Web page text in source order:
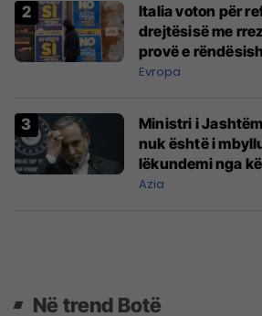
Italia voton për
drejtësisë me
provë e
Melonit
Evropa
Ministri i
nuk është i
lëkundemi nga
Azia
Në trend Botë